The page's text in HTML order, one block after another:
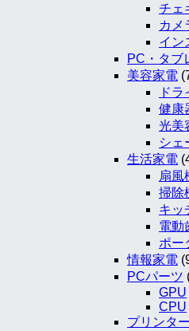
チェ
カメ
イン
PC・タブ
美容家電
ド
健康
光美
シェ
生活家電
扇風
掃除
キッ
電動
ポー
情報家電
PCパーツ
GPU
CPU
プリンター